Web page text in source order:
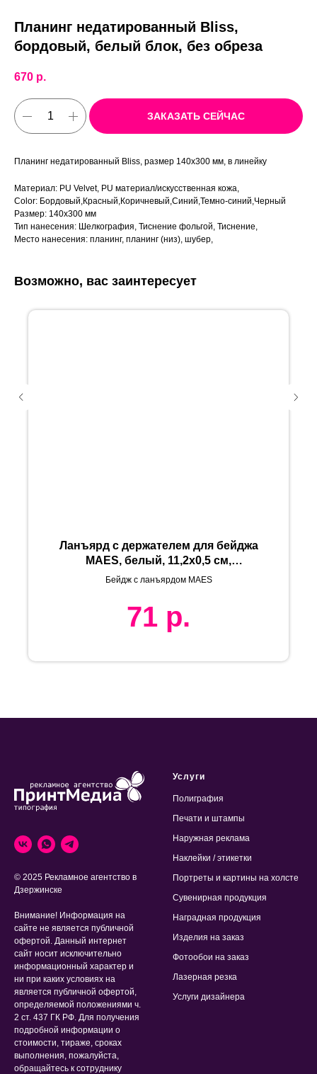
Планинг недатированный Bliss,
бордовый, белый блок, без обреза
670 р.
ЗАКАЗАТЬ СЕЙЧАС
Планинг недатированный Bliss, размер 140х300 мм, в линейку
Материал: PU Velvet, PU материал/искусственная кожа,
Color: Бордовый,Красный,Коричневый,Синий,Темно-синий,Черный
Размер: 140х300 мм
Тип нанесения: Шелкография, Тиснение фольгой, Тиснение,
Место нанесения: планинг, планинг (низ), шубер,
Возможно, вас заинтересует
Ланъярд с держателем для бейджа
MAES, белый, 11,2х0,5 см,
полиэстер, пластик, тампопечать,
Бейдж с ланъярдом MAES
71 р.
© 2025 Рекламное агентство в
Дзержинске
Внимание! Информация на
сайте не является публичной
офертой. Данный интернет
сайт носит исключительно
информационный характер и
ни при каких условиях на
является публичной офертой,
определяемой положениями ч.
2 ст. 437 ГК РФ. Для получения
подробной информации о
стоимости, тираже, сроках
выполнения, пожалуйста,
обращайтесь к сотруднику
Услуги
Полиграфия
Печати и штампы
Наружная реклама
Наклейки / этикетки
Портреты и картины на холсте
Сувенирная продукция
Наградная продукция
Изделия на заказ
Фотообои на заказ
Лазерная резка
Услуги дизайнера